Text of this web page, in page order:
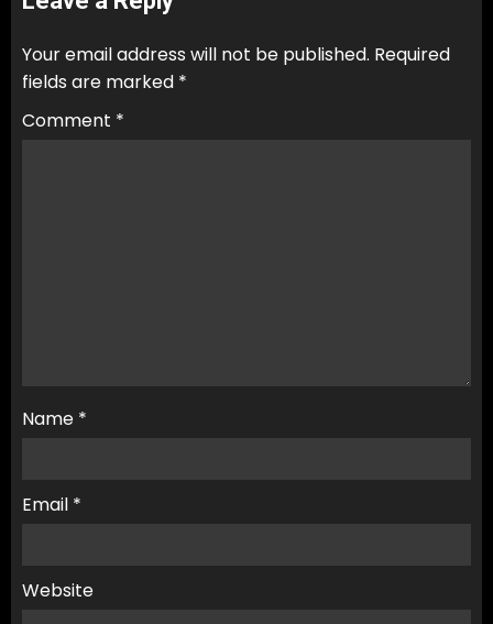
Your email address will not be published. Required
fields are marked *
Comment *
Name *
Email *
Website